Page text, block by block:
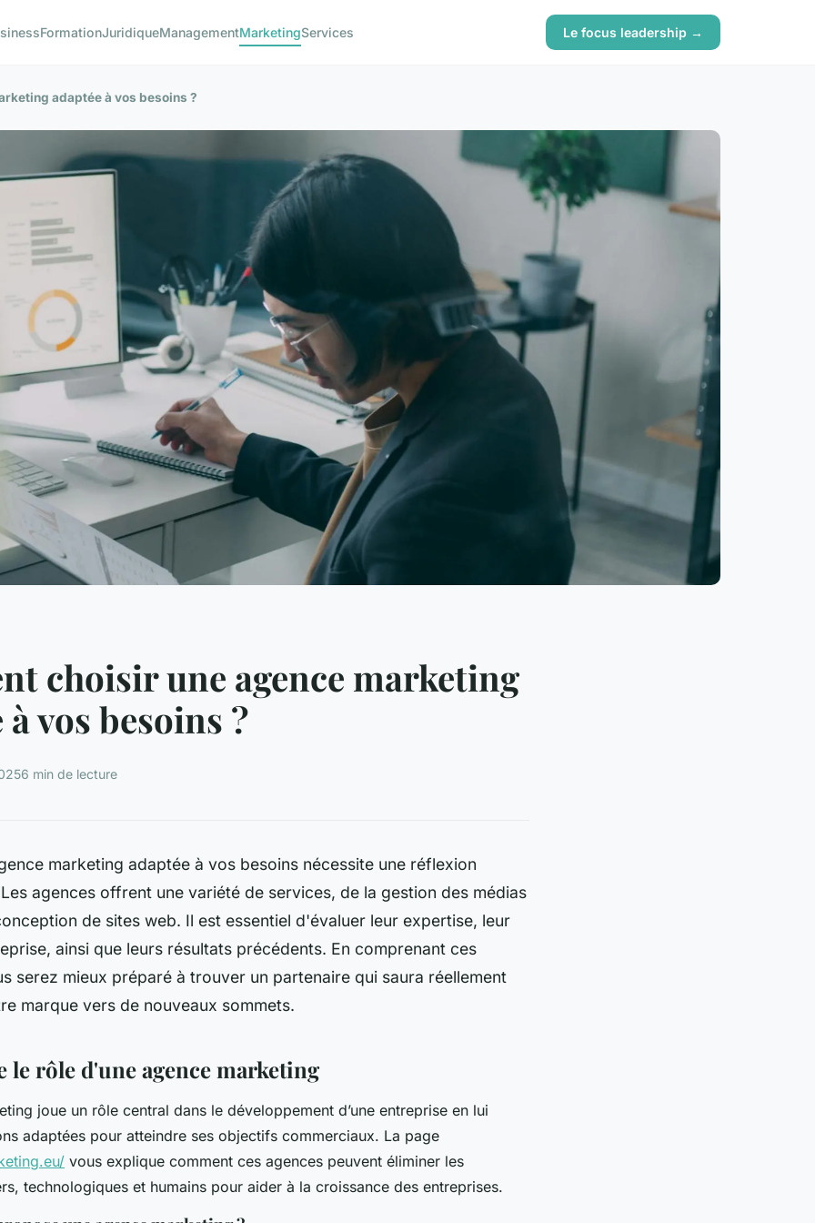
FormationJuridiqueManagementMarketingServices Le focus leadership →
adaptée à vos besoins ?
choisir une agence marketing
vos besoins ?
6 min de lecture
marketing adaptée à vos besoins nécessite une réflexion
agences offrent une variété de services, de la gestion des médias
de sites web. Il est essentiel d'évaluer leur expertise, leur
ainsi que leurs résultats précédents. En comprenant ces
serez mieux préparé à trouver un partenaire qui saura réellement
marque vers de nouveaux sommets.
le rôle d'une agence marketing
joue un rôle central dans le développement d’une entreprise en lui
adaptées pour atteindre ses objectifs commerciaux. La page
vous explique comment ces agences peuvent éliminer les
technologiques et humains pour aider à la croissance des entreprises.